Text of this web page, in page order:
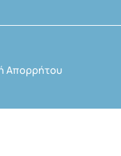
Απορρήτου